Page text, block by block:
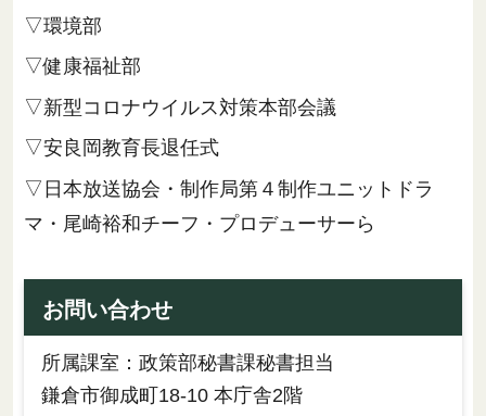
▽環境部
▽健康福祉部
▽新型コロナウイルス対策本部会議
▽安良岡教育長退任式
▽日本放送協会・制作局第４制作ユニットドラ
マ・尾崎裕和チーフ・プロデューサーら
お問い合わせ
所属課室：政策部秘書課秘書担当
鎌倉市御成町18-10 本庁舎2階